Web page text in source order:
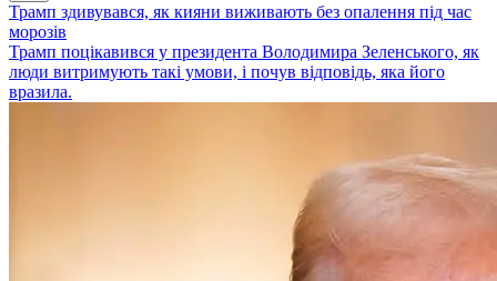
Трамп здивувався, як кияни виживають без опалення під час
морозів
Трамп поцікавився у президента Володимира Зеленського, як
люди витримують такі умови, і почув відповідь, яка його
вразила.